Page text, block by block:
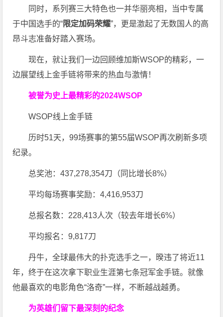
同时，系列赛三大特色也一并华丽亮相，当中专属
于中国选手的“限定加码荣耀”，更是激起了无数国人的高
昂斗志准备好踏入赛场。
现在，就让我们一边回顾维加斯WSOP的精彩，一
边展望线上金手链将带来的热血与激情！
被誉为史上最精彩的2024WSOP
WSOP线上金手链
历时51天，99场赛事的第55届WSOP再次刷新多项
纪录。
总奖池：437,278,354刀（同比增长8%）
平均每场赛事奖励：4,416,953刀
总报名数：228,413人次（较去年增长6%）
平均报名：9,817刀
丹牛，全球最伟大的扑克选手之一，暌违了将近11
年，终于在这次拿下职业生涯第七条冠军金手链。就像
他最喜欢的电影角色“洛奇”一样，不断越战越勇。
为英雄们留下最深刻的纪念